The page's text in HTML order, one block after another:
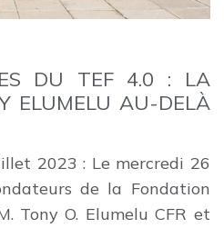
DU TEF 4.0 : LA
ELUMELU AU-DELÀ
2023 : Le mercredi 26
de la Fondation
Tony O. Elumelu CFR et